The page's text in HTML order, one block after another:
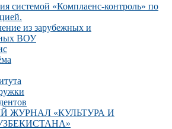
системой «Комплаенс-контроль» по
из зарубежных и
ВОУ
ЖУРНАЛ «КУЛЬТУРА И